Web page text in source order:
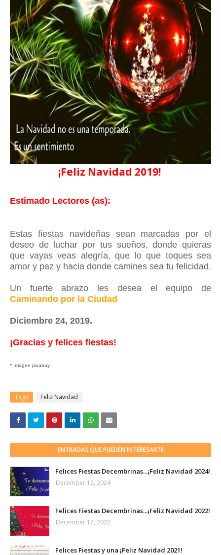
¡Feliz Navidad 2019!
Estimado Lectores (as):
Estas fiestas navideñas sean marcadas por el
deseo de luchar por tus sueños, donde quieras
que vayas veas alegría, que lo que toques sea
amor y paz y hacia donde camines sea tu felicidad.
Un fuerte abrazo les desea el equipo de
Caminando por la Ciudad
Diciembre 24, 2019.
¡Gracias y felices fiestas!
* Imagen pixabay
Tags Feliz Navidad
ENTRADAS QUE PUEDEN INTERESARTE
Felices Fiestas Decembrinas...¡Feliz Navidad 2024!
December 12, 2024
Felices Fiestas Decembrinas...¡Feliz Navidad 2022!
December 17, 2022
Felices Fiestas y una ¡Feliz Navidad 2021!